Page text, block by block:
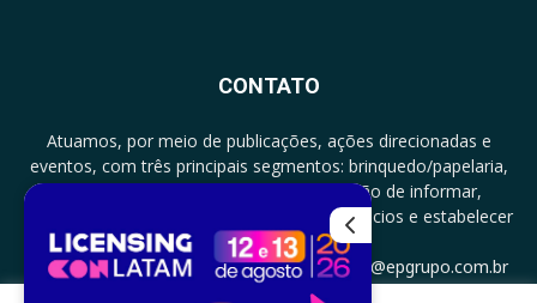
CONTATO
Atuamos, por meio de publicações, ações direcionadas e
eventos, com três principais segmentos: brinquedo/papelaria,
licenciamento e zero a três com a missão de informar,
documentar, proporcionar encontro de negócios e estabelecer
parcerias.
CONTATO: +5511994513097 - atendimento@epgrupo.com.br